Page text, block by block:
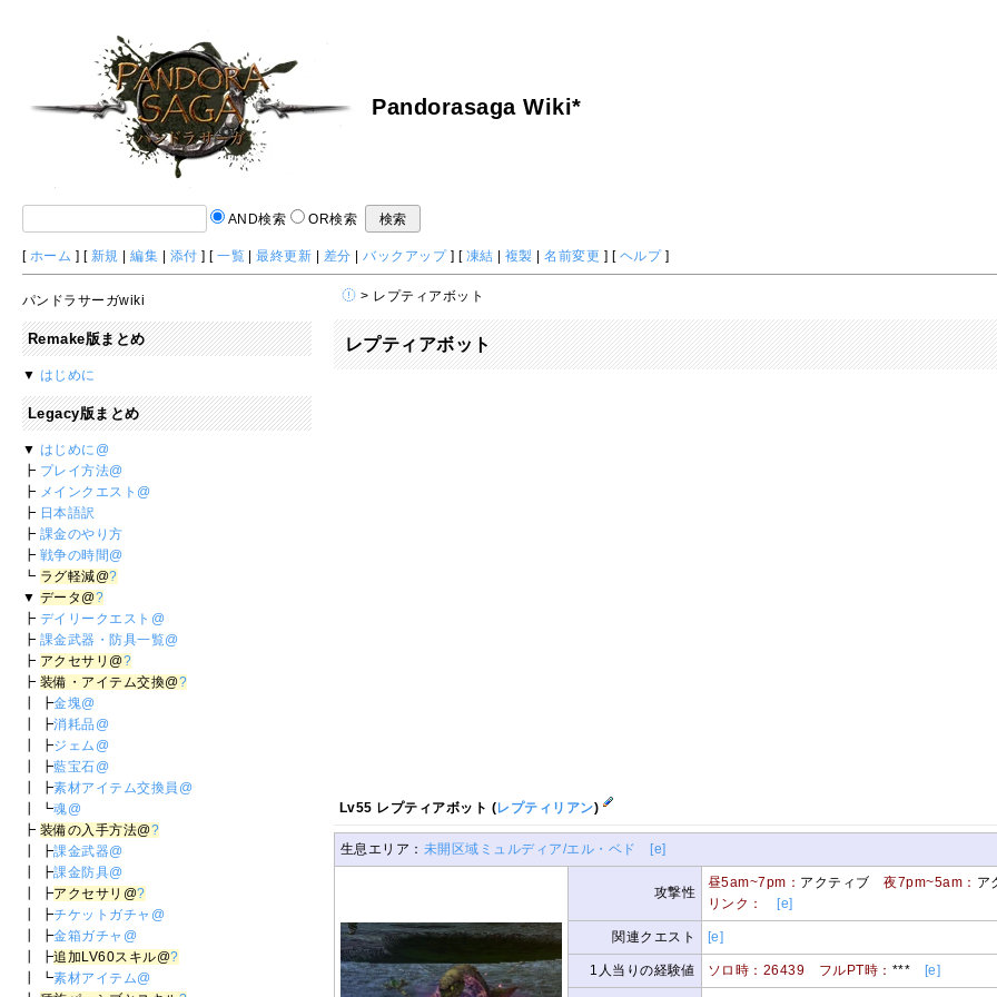
Pandorasaga Wiki*
AND検索 OR検索
[ ホーム ] [ 新規 |編集 添付 ] [一覧 |最終更新 差分 |バックアップ] [ 凍結 複製 |名前変更 ] [ ヘルプ]
> レプティアボット
レプティアボット
Lv55 レプティアボット (レプティリアン)
生息エリア： 未開区域ミュルディア/エル・ベド [e]
攻撃性
昼5am~7pm： アクティブ夜7pm~5am： ア
リンク：
[e]
関連クエスト [e]
1人当りの経験値 ソロ時：26439 フルPT時： *** [e]
パンドラサーガwiki
Remake版まとめ
▼ はじめに
Legacy版まとめ
▼ はじめに@
┣ プレイ方法@
┣ メインクエスト@
┣ 日本語訳
┣ 課金のやり方
┣ 戦争の時間@
┗ ラグ軽減@?
▼ データ@?
┣ デイリークエスト@
┣ 課金武器・防具一覧@
┣ アクセサリ@?
┣ 装備・アイテム交換@?
┃ ┣金塊@
┃ ┣消耗品@
┃ ┣ジェム@
┃ ┣藍宝石@
┃ ┣素材アイテム交換員@
┃ ┗魂@
┣ 装備の入手方法@?
┃ ┣課金武器@
┃ ┣課金防具@
┃ ┣アクセサリ@?
┃ ┣チケットガチャ@
┃ ┣金箱ガチャ@
┃ ┣追加LV60スキル@?
┃ ┗素材アイテム@